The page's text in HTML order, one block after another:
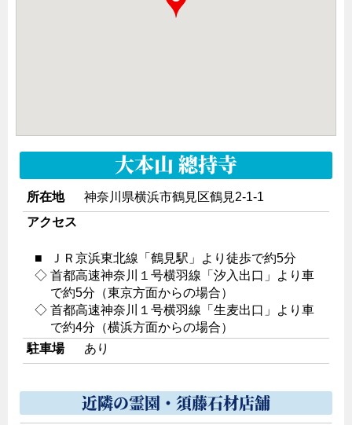
大本山 總持寺
所在地
神奈川県横浜市鶴見区鶴見2-1-1
アクセス
■
ＪＲ京浜東北線「鶴見駅」より徒歩で約5分
◇ 首都高速神奈川１号横羽線「汐入出口」より車
で約5分（東京方面からの場合）
◇ 首都高速神奈川１号横羽線「生麦出口」より車
で約4分（横浜方面からの場合）
駐車場
あり
近隣の霊園・須藤石材店舗